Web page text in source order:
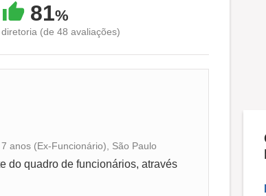
81%
(de 48 avaliações)
a vida familiar
anos (Ex-Funcionário), São Paulo
do quadro de funcionários, através